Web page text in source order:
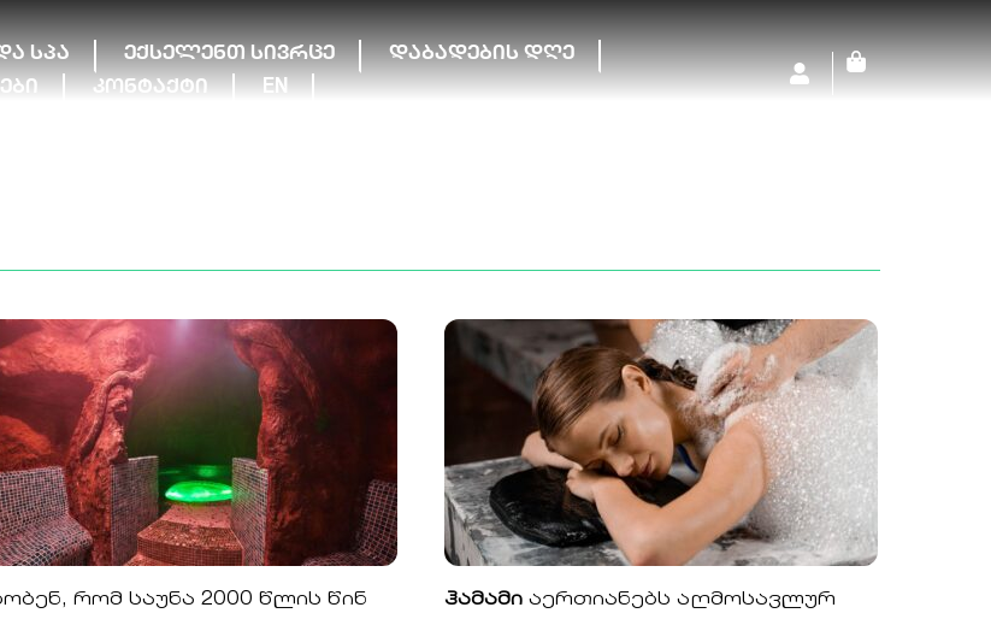
სპა ექსელენთ სივრცე
დაბადების დღე
კონტაქტი EN
Cart
რომ საუნა 2000 წლის წინ
ჰამამი აერთიანებს აღმოსავლურ